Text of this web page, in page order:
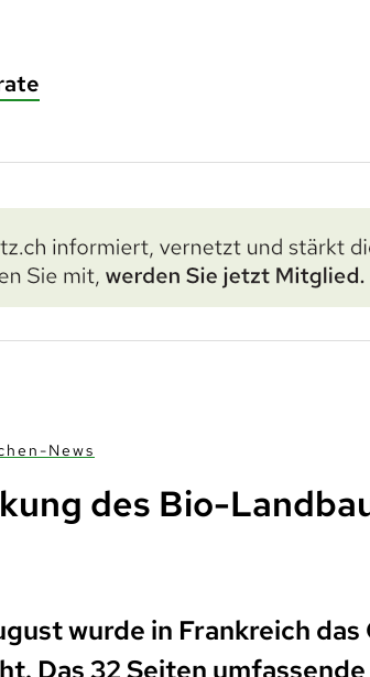
News
des Bio-
wurde in Frankreich das
Das 32 Seiten